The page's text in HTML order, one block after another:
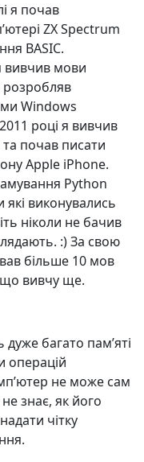
я почав
ZX Spectrum
BASIC.
вивчив мови
розробляв
Windows
році я вивчив
почав писати
Apple iPhone.
Python
виконувались
ніколи не бачив
:) За свою
більше 10 мов
вивчу ще.
багато памʼяті
операцій
не може сам
знає, як його
чітку